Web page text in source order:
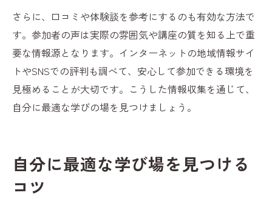
さらに、口コミや体験談を参考にするのも有効な方法で
す。参加者の声は実際の雰囲気や講座の質を知る上で重
要な情報源となります。インターネットの地域情報サイ
トやSNSでの評判も調べて、安心して参加できる環境を
見極めることが大切です。こうした情報収集を通じて、
自分に最適な学びの場を見つけましょう。
自分に最適な学び場を見つける
コツ